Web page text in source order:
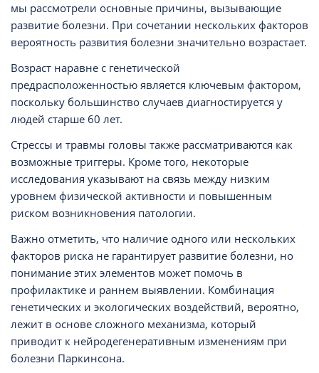
мы рассмотрели основные причины, вызывающие
развитие болезни. При сочетании нескольких факторов
вероятность развития болезни значительно возрастает.
Возраст наравне с генетической
предрасположенностью является ключевым фактором,
поскольку большинство случаев диагностируется у
людей старше 60 лет.
Стрессы и травмы головы также рассматриваются как
возможные триггеры. Кроме того, некоторые
исследования указывают на связь между низким
уровнем физической активности и повышенным
риском возникновения патологии.
Важно отметить, что наличие одного или нескольких
факторов риска не гарантирует развитие болезни, но
понимание этих элементов может помочь в
профилактике и раннем выявлении. Комбинация
генетических и экологических воздействий, вероятно,
лежит в основе сложного механизма, который
приводит к нейродегенеративным изменениям при
болезни Паркинсона.